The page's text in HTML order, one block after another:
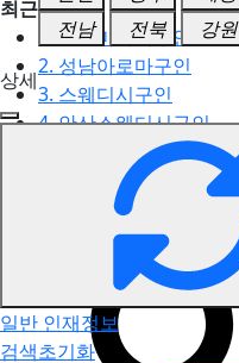
최근검색어
1. 일산마사지구인
2. 성남아로마구인
3. 스웨디시구인
4. 안산스웨디시구인
5. 아로마구인
광주서구 마사지 구직정보
전남
전북 강원
상세
일반 인재정보
검색초기화